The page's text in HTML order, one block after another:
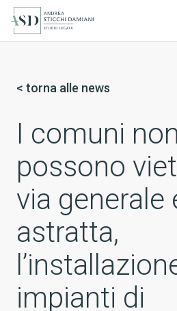
< torna alle news
I comuni non
possono
via generale
astratta,
impianti di